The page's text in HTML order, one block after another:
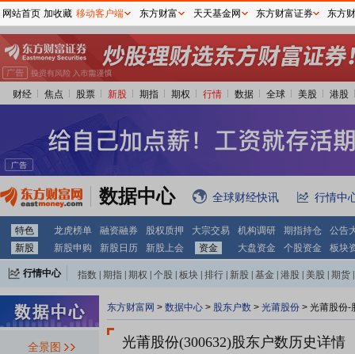
财经 焦点 股票 新股 期指 期权 行情 数据 全球 美股 港股
数据中心 全球财经快讯 行情中
特色 龙虎榜单 融资融券 股权质押 大宗交易 机构调研 期指持仓
公告
新股
新股申购 新股日历 新股上会 资金 大盘资金 个股资金 板块
行情中心 指数 期指 期权 个股 板块 排行 新股 基金 港股 美股 期货
全景图
东方财富网 > 数据中心 > 股东户数 > 光莆股份 > 光莆股份-
光莆股份(300632)股东户数历史详情
网站首页 加收藏 移动客户端 东方财富 天天基金网 东方财富证券 东方